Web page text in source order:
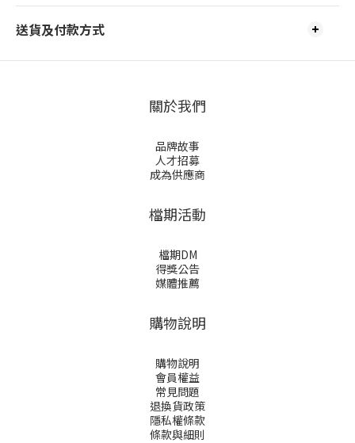
送貨及付款方式
關於我們
品牌故事
人才招募
成為供應商
檔期活動
檔期DM
得獎公告
媒體推薦
購物說明
購物說明
會員權益
常見問題
退換貨政策
隱私權條款
條款與細則